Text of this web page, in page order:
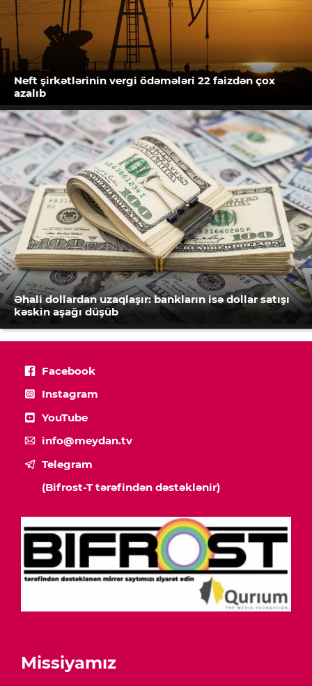
Neft şirkətlərinin vergi ödəmələri 22 faizdən çox
azalıb
Əhali dollardan uzaqlaşır: bankların isə dollar satışı
kəskin aşağı düşüb
Facebook
Instagram
YouTube
info@meydan.tv
Telegram
(Bifrost-T tərəfindən dəstəklənir)
Missiyamız